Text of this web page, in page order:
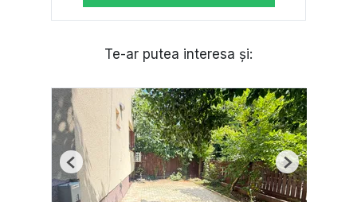
Te-ar putea interesa și:
Previous Next